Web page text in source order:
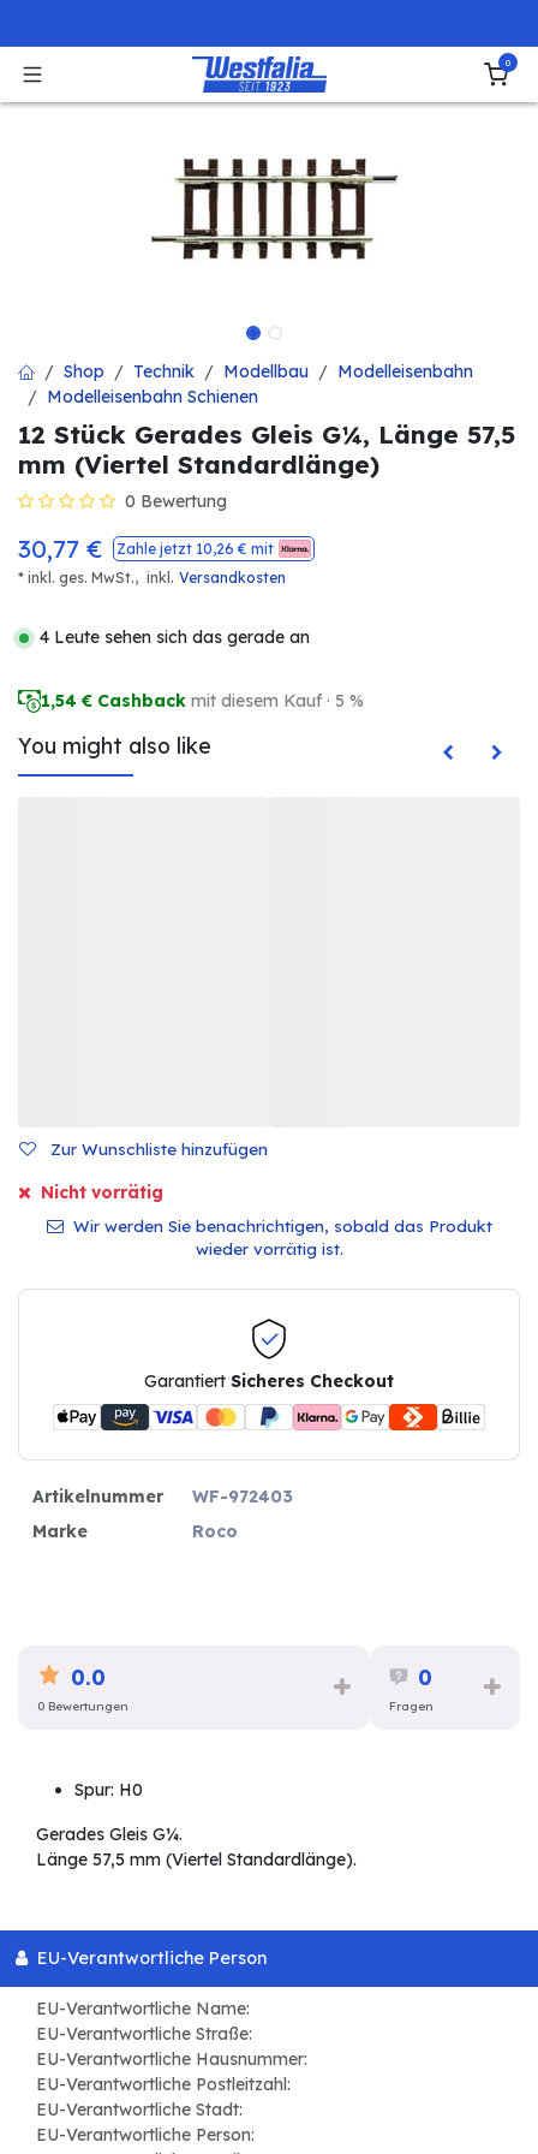
0
Shop Technik Modellbau
Modelleisenbahn
Modelleisenbahn Schienen
12 Stück Gerades Gleis G¼, Länge 57,5
mm (Viertel Standardlänge)
0 Bewertung
30,77 € Zahle jetzt 10,26 € mit
* inkl. ges. MwSt., inkl . Versandkosten
4 Leute sehen sich das gerade an
1,54 € Cashback mit diesem Kauf · 5 %
You might also like
Zur Wunschliste hinzufügen
Nicht vorrätig
Wir werden Sie benachrichtigen, sobald das Produkt
wieder vorrätig ist.
Garantiert Sicheres Checkout
Artikelnummer
WF-972403
Marke
Roco
0.0
0 Bewertungen
0
Fragen
Spur: H0
Gerades Gleis G¼.
Länge 57,5 mm (Viertel Standardlänge).
EU-Verantwortliche Person
EU-Verantwortliche Name:
EU-Verantwortliche Straße:
EU-Verantwortliche Hausnummer:
EU-Verantwortliche Postleitzahl:
EU-Verantwortliche Stadt:
EU-Verantwortliche Person: